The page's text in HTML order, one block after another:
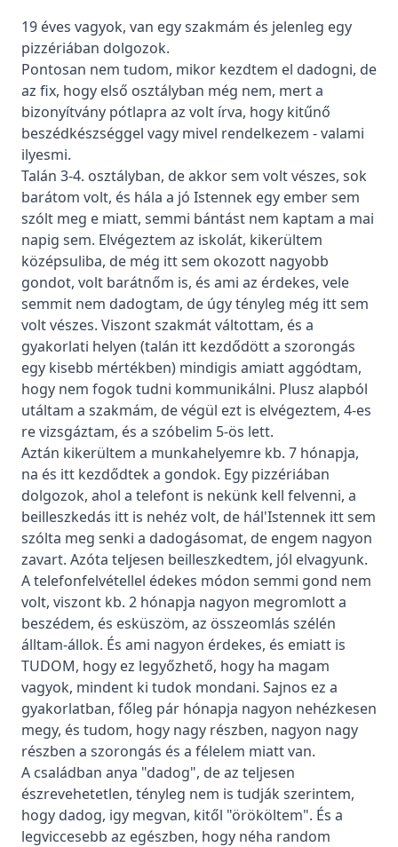
19 éves vagyok, van egy szakmám és jelenleg egy
pizzériában dolgozok.
Pontosan nem tudom, mikor kezdtem el dadogni, de
az fix, hogy első osztályban még nem, mert a
bizonyítvány pótlapra az volt írva, hogy kitűnő
beszédkészséggel vagy mivel rendelkezem - valami
ilyesmi.
Talán 3-4. osztályban, de akkor sem volt vészes, sok
barátom volt, és hála a jó Istennek egy ember sem
szólt meg e miatt, semmi bántást nem kaptam a mai
napig sem. Elvégeztem az iskolát, kikerültem
középsuliba, de még itt sem okozott nagyobb
gondot, volt barátnőm is, és ami az érdekes, vele
semmit nem dadogtam, de úgy tényleg még itt sem
volt vészes. Viszont szakmát váltottam, és a
gyakorlati helyen (talán itt kezdődött a szorongás
egy kisebb mértékben) mindigis amiatt aggódtam,
hogy nem fogok tudni kommunikálni. Plusz alapból
utáltam a szakmám, de végül ezt is elvégeztem, 4-es
re vizsgáztam, és a szóbelim 5-ös lett.
Aztán kikerültem a munkahelyemre kb. 7 hónapja,
na és itt kezdődtek a gondok. Egy pizzériában
dolgozok, ahol a telefont is nekünk kell felvenni, a
beilleszkedás itt is nehéz volt, de hál'Istennek itt sem
szólta meg senki a dadogásomat, de engem nagyon
zavart. Azóta teljesen beilleszkedtem, jól elvagyunk.
A telefonfelvétellel édekes módon semmi gond nem
volt, viszont kb. 2 hónapja nagyon megromlott a
beszédem, és esküszöm, az összeomlás szélén
álltam-állok. És ami nagyon érdekes, és emiatt is
TUDOM, hogy ez legyőzhető, hogy ha magam
vagyok, mindent ki tudok mondani. Sajnos ez a
gyakorlatban, főleg pár hónapja nagyon nehézkesen
megy, és tudom, hogy nagy részben, nagyon nagy
részben a szorongás és a félelem miatt van.
A családban anya "dadog", de az teljesen
észrevehetetlen, tényleg nem is tudják szerintem,
hogy dadog, igy megvan, kitől "örököltem". És a
legviccesebb az egészben, hogy néha random